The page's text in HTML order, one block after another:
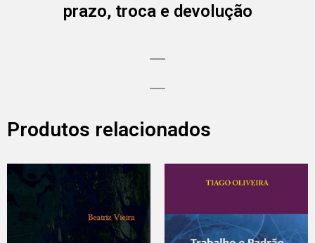
prazo, troca e devolução
Produtos relacionados